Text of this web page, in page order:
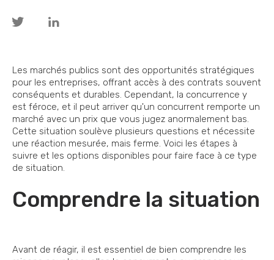
Les marchés publics sont des opportunités stratégiques
pour les entreprises, offrant accès à des contrats souvent
conséquents et durables. Cependant, la concurrence y
est féroce, et il peut arriver qu'un concurrent remporte un
marché avec un prix que vous jugez anormalement bas.
Cette situation soulève plusieurs questions et nécessite
une réaction mesurée, mais ferme. Voici les étapes à
suivre et les options disponibles pour faire face à ce type
de situation.
Comprendre la situation
Avant de réagir, il est essentiel de bien comprendre les